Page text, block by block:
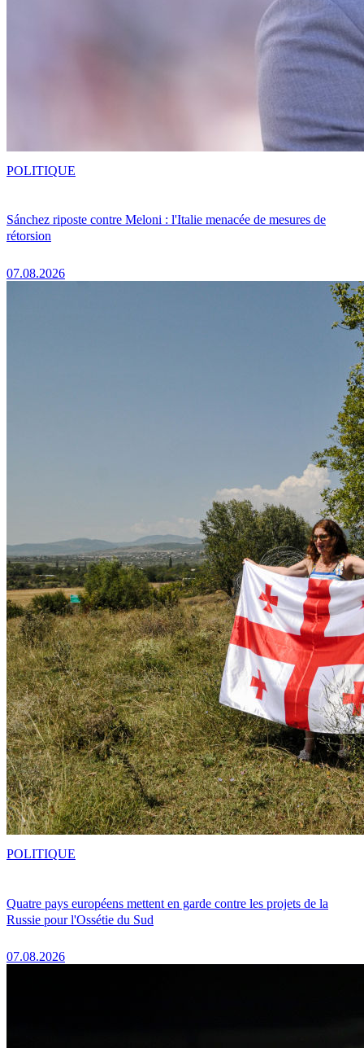
Sánchez riposte contre Meloni : l'Italie menacée de mesures de
rétorsion
07.08.2026
POLITIQUE
Quatre pays européens mettent en garde contre les projets de la
Russie pour l'Ossétie du Sud
07.08.2026
POLITIQUE